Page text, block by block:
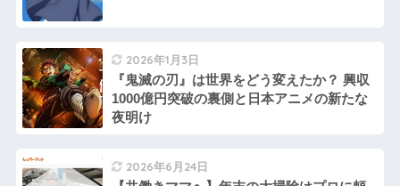
2026年1月3日
『鬼滅の刃』は世界をどう変えたか？ 興収
1000億円突破の裏側と日本アニメの新たな
夜明け
2026年6月24日